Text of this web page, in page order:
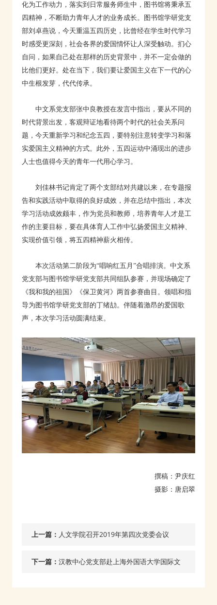
化为工作动力，落实到日常服务师生中，图书馆将秉承五
四精神，不断助力青年人才的业务成长。图书馆学研党支
部刘卓燕说，今天重温五四历史，比曾经在学生时代学习
时感受更深刻，社会各界的爱国情怀让人深受触动。扪心
自问，如果自己处在那样的历史背景中，并不一定会做的
比他们更好。处在当下，我们要让爱国主义在下一代的心
中生根发芽，代代传承。
中文系党支部张中良教授在发言中指出，要从不同的
时代背景出发，客观辩证地看待两个时代的社会关系问
题，今天重新学习和纪念五四，要特别注意转变学习和落
实爱国主义精神的方式。此外，五四运动中涌现出的进步
人士也值得今天的青年一代用心学习。
刘佳林书记肯定了两个支部结对共建以来，在专题报
告和实践活动中取得的良好成效，并在总结中指出，本次
学习活动成效颇丰，作为党员和教师，培养青年人才是工
作的主要目标，要在具体育人工作中弘扬爱国主义精神、
实现价值引领，将五四精神薪火相传。
本次活动第二阶段为“唱响红五月”合唱排演。中文系
党支部与图书馆学研党支部共同组队参赛，并现场确定了
《我和我的祖国》《保卫黄河》两首参赛曲目。领唱和指
导为图书馆学研党支部的丁绪劼。伴随着激昂的爱国歌
声，本次学习活动圆满结束。
撰稿：尹庆红
摄影：唐启翠
上一篇： 人文学院召开2019年第四次党委会议
下一篇： 汉教中心党支部赴上海外国语大学国际文